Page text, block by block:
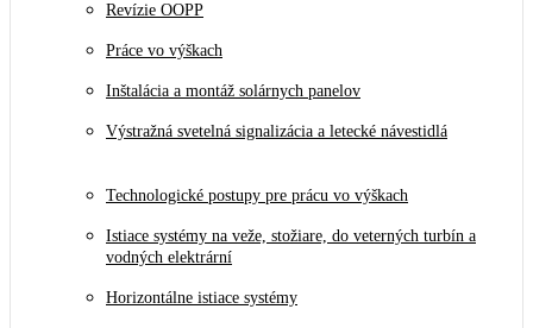
Revízie OOPP
Práce vo výškach
Inštalácia a montáž solárnych panelov
Výstražná svetelná signalizácia a letecké návestidlá
Technologické postupy pre prácu vo výškach
Istiace systémy na veže, stožiare, do veterných turbín a
vodných elektrární
Horizontálne istiace systémy